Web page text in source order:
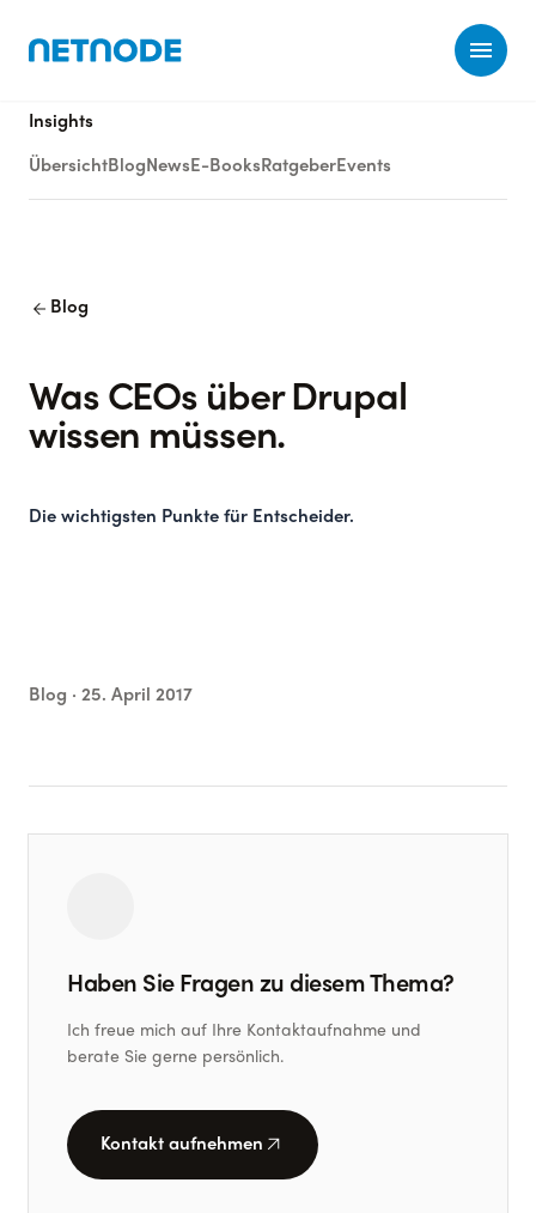
Insights
Übersicht Blog News E-Books Ratgeber Events
arrow_back Blog
Was CEOs über Drupal
wissen müssen.
Die wichtigsten Punkte für Entscheider.
Blog · 25. April 2017
Haben Sie Fragen zu diesem Thema?
Ich freue mich auf Ihre Kontaktaufnahme und
berate Sie gerne persönlich.
Kontakt aufnehmen arrow_outward